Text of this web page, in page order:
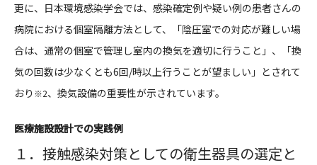
更に、日本環境感染学会では、感染確定例や疑い例の患者さんの
病院における個室隔離方法として、「陰圧室での対応が難しい場
合は、通常の個室で管理し室内の換気を適切に行うこと」、「換
気の回数は少なくとも6回/時以上⾏うことが望ましい」とされて
おり ※2、換気設備の重要性が示されています。
医療施設設計での実践例
１．接触感染対策としての衛生器具の選定と